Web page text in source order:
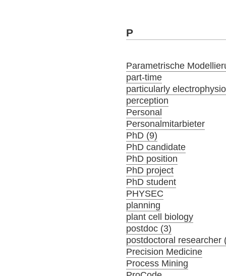
P
Parametrische
part-time
particularly
perception
Personal
Personalmitarbieter
PhD (9)
PhD candidate
PhD position
PhD project
PhD student
PHYSEC
planning
plant cell biology
postdoc (3)
postdoctoral researcher
Precision Medicine
Process Mining